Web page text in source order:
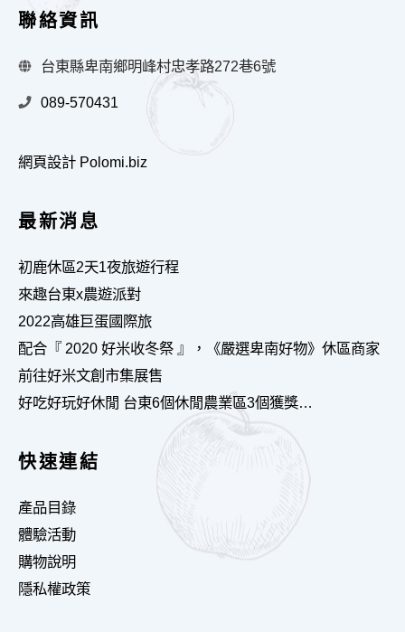
聯絡資訊
台東縣卑南鄉明峰村忠孝路272巷6號
089-570431
網頁設計 Polomi.biz
最新消息
初鹿休區2天1夜旅遊行程
來趣台東x農遊派對
2022高雄巨蛋國際旅
配合『 2020 好米收冬祭 』，《嚴選卑南好物》休區商家
前往好米文創市集展售
好吃好玩好休閒 台東6個休閒農業區3個獲獎…
快速連結
產品目錄
體驗活動
購物說明
隱私權政策